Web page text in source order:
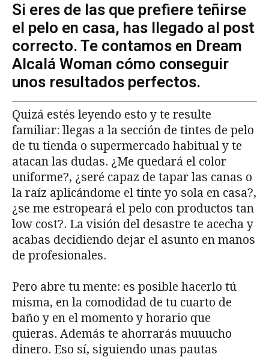
Si eres de las que prefiere teñirse
el pelo en casa, has llegado al post
correcto. Te contamos en Dream
Alcalá Woman cómo conseguir
unos resultados perfectos.
Quizá estés leyendo esto y te resulte
familiar: llegas a la sección de tintes de pelo
de tu tienda o supermercado habitual y te
atacan las dudas. ¿Me quedará el color
uniforme?, ¿seré capaz de tapar las canas o
la raíz aplicándome el tinte yo sola en casa?,
¿se me estropeará el pelo con productos tan
low cost?. La visión del desastre te acecha y
acabas decidiendo dejar el asunto en manos
de profesionales.
Pero abre tu mente: es posible hacerlo tú
misma, en la comodidad de tu cuarto de
baño y en el momento y horario que
quieras. Además te ahorrarás muuucho
dinero. Eso sí, siguiendo unas pautas